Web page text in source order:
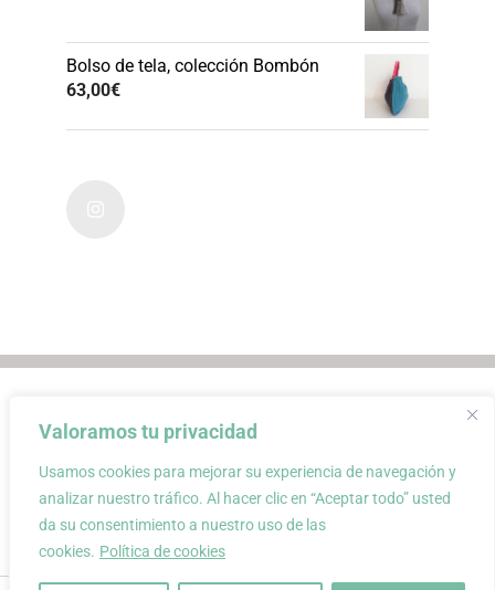
Valoramos tu privacidad
Usamos cookies para mejorar su experiencia de navegación y
analizar nuestro tráfico. Al hacer clic en “Aceptar todo” usted
da su consentimiento a nuestro uso de las
cookies. Política de cookies
Bolso de tela, colección Bombón
63,00€
Condiciones de uso
Atención al Cliente
Política de privacidad
Carrito
Mi cuenta